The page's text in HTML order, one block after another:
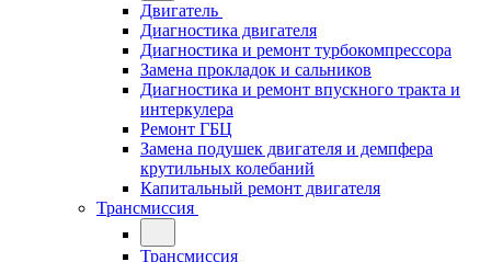
Двигатель
Диагностика двигателя
Диагностика и ремонт турбокомпрессора
Замена прокладок и сальников
Диагностика и ремонт впускного тракта и
интеркулера
Ремонт ГБЦ
Замена подушек двигателя и демпфера
крутильных колебаний
Капитальный ремонт двигателя
Трансмиссия
Трансмиссия